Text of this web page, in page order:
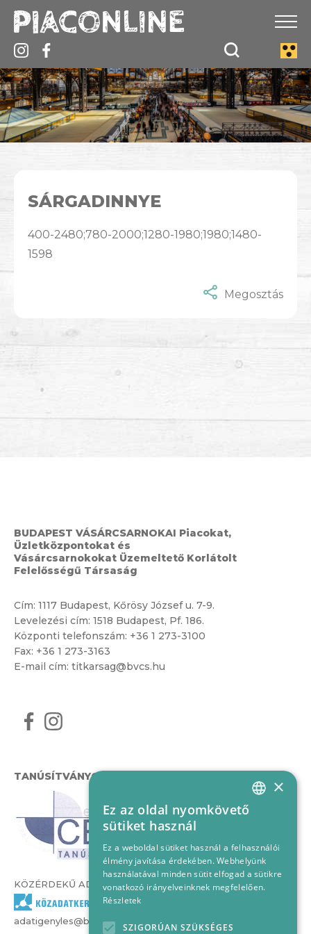
SÁRGADINNYE
400-2480;780-2000;1280-1980;1980;1480-
1598
Megosztás
BUDAPEST VÁSÁRCSARNOKAI Piacokat,
Üzletközpontokat és
Vásárcsarnokokat Üzemeltető Korlátolt
Felelősségű Társaság
Cím: 1117 Budapest, Kőrösy József u. 7-9.
Levelezési cím: 1518 Budapest, Pf. 186.
Központi telefonszám: +36 1 273-3100
Fax: +36 1 273-3163
E-mail cím: titkarsag@bvcs.hu
TANÚSÍTVÁNYOK
KÖZÉRDEKŰ ADATOK
adatigenyles@bvcs.hu
HUNGARIAN
×
Ez az oldal nyomkövető
sütiket használ
Ez a weboldal sütiket használ a felhasználói
élmény javítása érdekében. Webhelyünk
használatával minden sütit elfogad a sütikre
vonatkozó irányelveinknek megfelelően.
Részletek
SZIGORÚAN SZÜKSÉGES